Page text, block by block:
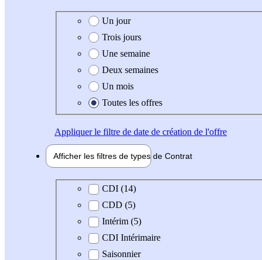
Date de création de l'offre
Un jour
Trois jours
Une semaine
Deux semaines
Un mois
Toutes les offres
Appliquerle filtre de date de création de l'offre
Afficher les filtres de types de Contrat
Type de contratCDI (14)
CDD (5)
Intérim (5)
CDI Intérimaire
Saisonnier